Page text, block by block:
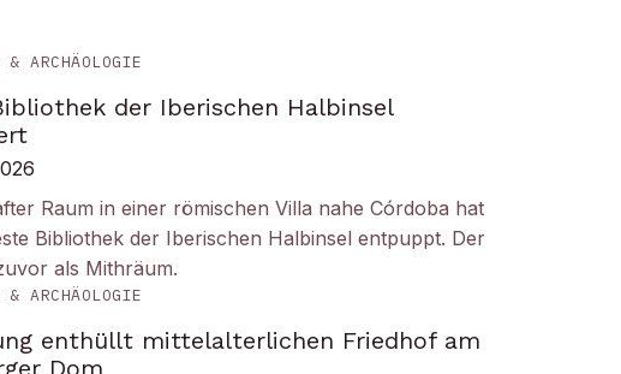
& ARCHÄOLOGIE
der Iberischen Halbinsel
Raum in einer römischen Villa nahe Córdoba hat
Bibliothek der Iberischen Halbinsel entpuppt. Der
als Mithräum.
& ARCHÄOLOGIE
enthüllt mittelalterlichen Friedhof am
Dom